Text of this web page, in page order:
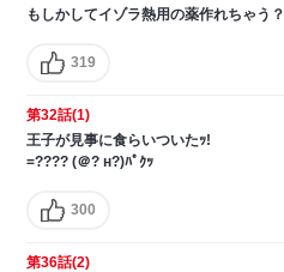
もしかしてイゾラ熱用の薬作れちゃう？
319
第32話(1)
王子が見事に食らいついたｯ!
=???? (＠? н?)ﾊﾟｸｯ
300
第36話(2)